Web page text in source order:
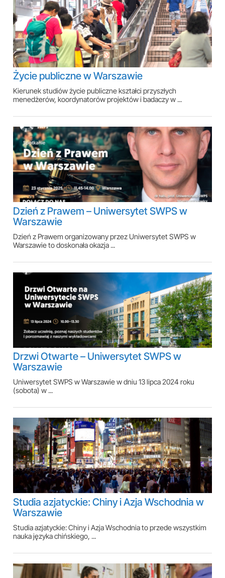
Życie publiczne w Warszawie
Kierunek studiów życie publiczne kształci przyszłych
menedżerów, koordynatorów projektów i badaczy w ...
Dzień z Prawem – Uniwersytet SWPS w
Warszawie
Dzień z Prawem organizowany przez Uniwersytet SWPS w
Warszawie to doskonała okazja ...
Drzwi Otwarte – Uniwersytet SWPS w
Warszawie
Uniwersytet SWPS w Warszawie w dniu 13 lipca 2024 roku
(sobota) w ...
Studia azjatyckie: Chiny i Azja Wschodnia w
Warszawie
Studia azjatyckie: Chiny i Azja Wschodnia to przede wszystkim
nauka języka chińskiego, ...